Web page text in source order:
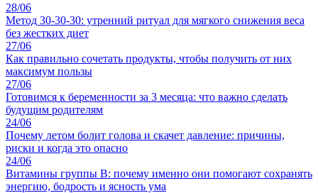
28/06
Метод 30-30-30: утренний ритуал для мягкого снижения веса
без жестких диет
27/06
Как правильно сочетать продукты, чтобы получить от них
максимум пользы
27/06
Готовимся к беременности за 3 месяца: что важно сделать
будущим родителям
24/06
Почему летом болит голова и скачет давление: причины,
риски и когда это опасно
24/06
Витамины группы B: почему именно они помогают сохранять
энергию, бодрость и ясность ума